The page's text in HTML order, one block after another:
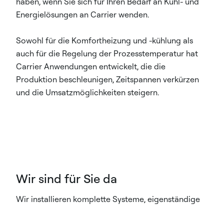
Energielösungen an Carrier wenden.
Sowohl für die Komfortheizung und -kühlung als
auch für die Regelung der Prozesstemperatur hat
Carrier Anwendungen entwickelt, die die
Produktion beschleunigen, Zeitspannen verkürzen
und die Umsatzmöglichkeiten steigern.​
Wir sind für Sie da
Wir installieren komplette Systeme, eigenständige